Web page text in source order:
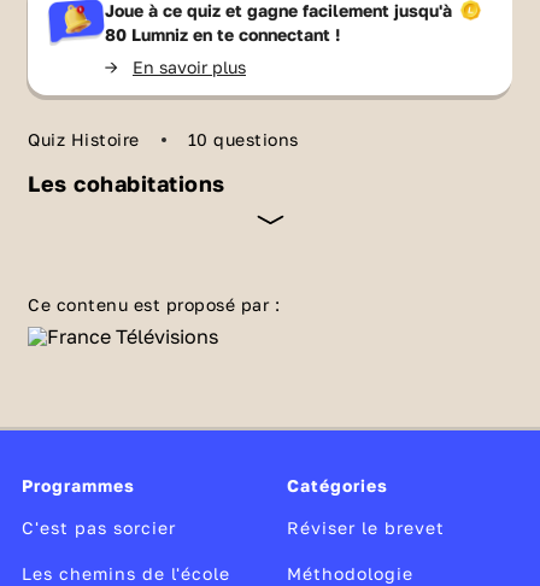
Joue à ce quiz et gagne facilement jusqu'à
80 Lumniz en te connectant !
-> En savoir plus
Quiz Histoire 10 questions
Les cohabitations
quelques reprises, la cohabitation. Une
situation politique particulière
Dans quelles circonstances, peut-elle avoir
l'exercice du pouvoir ? Vérifie que tu es au
point sur ce phénomène assez rare au sein de
Ce contenu est proposé par :
Programmes
C'est pas sorcier
Les chemins de l'école
Catégories
Réviser le brevet
Méthodologie